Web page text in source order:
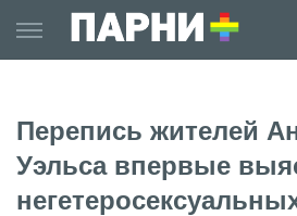
to
content
Перепись жителей
Уэльса впервые